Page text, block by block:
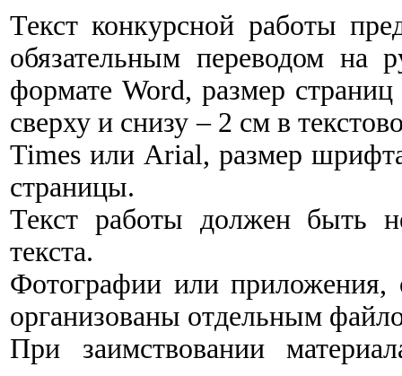
Текст конкурсной работы
обязательным переводом на
формате Word, размер
сверху и снизу – 2 см в
Times или Arial, размер
страницы.
Текст работы должен быть
текста.
Фотографии или
организованы отдельным
При заимствовании